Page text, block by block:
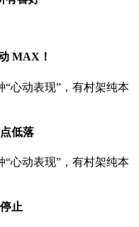
MAX！
低落
止